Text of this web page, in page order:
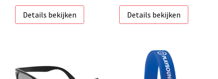
Details bekijken
Details bekijken